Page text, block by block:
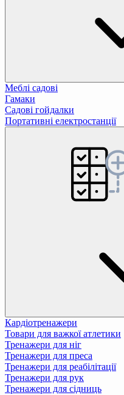
Меблі садові
Гамаки
Садові гойдалки
Портативні електростанції
Кардіотренажери
Товари для важкої атлетики
Тренажери для ніг
Тренажери для преса
Тренажери для реабілітації
Тренажери для рук
Тренажери для сідниць